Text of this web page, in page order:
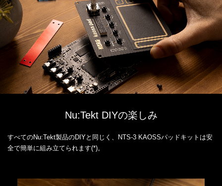
Nu:Tekt DIYの楽しみ
すべてのNu:Tekt製品のDIYと同じく、NTS-3 KAOSSパッドキットは安
全で簡単に組み立てられます(*)。